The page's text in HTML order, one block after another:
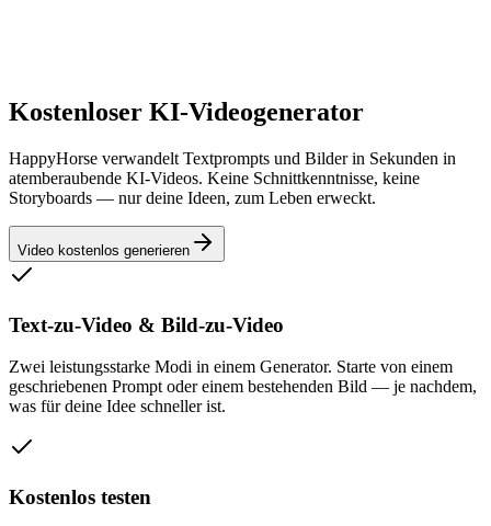
Kostenloser KI-Videogenerator
HappyHorse verwandelt Textprompts und Bilder in Sekunden in
atemberaubende KI-Videos. Keine Schnittkenntnisse, keine
Storyboards — nur deine Ideen, zum Leben erweckt.
Video kostenlos generieren
Text-zu-Video & Bild-zu-Video
Zwei leistungsstarke Modi in einem Generator. Starte von einem
geschriebenen Prompt oder einem bestehenden Bild — je nachdem,
was für deine Idee schneller ist.
Kostenlos testen